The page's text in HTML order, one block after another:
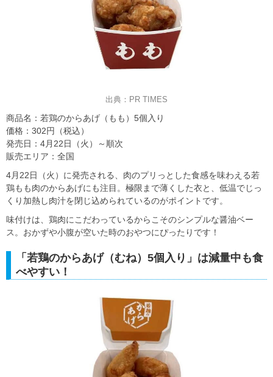
出典：PR TIMES
商品名：若鶏のからあげ（もも）5個入り
価格：302円（税込）
発売日：4月22日（火）～順次
販売エリア：全国
4月22日（火）に発売される、肉のプリっとした食感を味わえる若
鶏もも肉のからあげにも注目。極限まで薄くした衣と、低温でじっ
くり加熱し肉汁を閉じ込められているのがポイントです。
味付けは、鶏肉にこだわっているからこそのシンプルな醤油ベー
ス。おかずや小腹が空いた時のおやつにぴったりです！
「若鶏のからあげ（むね）5個入り」は減量中も食
べやすい！